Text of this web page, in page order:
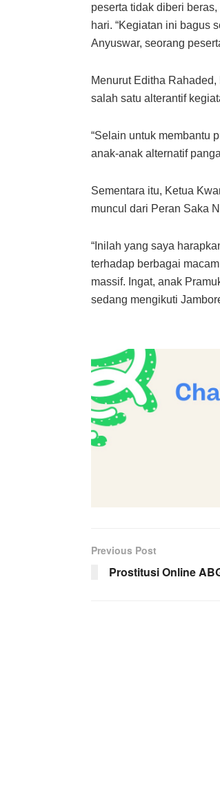
peserta tidak diberi
hari. “Kegiatan ini bagus
Anyuswar, seorang
Menurut Editha
salah satu alterantif
“Selain untuk membantu
anak-anak alternatif
Sementara itu, Ketua
muncul dari Peran Saka
“Inilah yang saya
terhadap berbagai
massif. Ingat, anak
sedang mengikuti
Previous Post
Prostitusi Online